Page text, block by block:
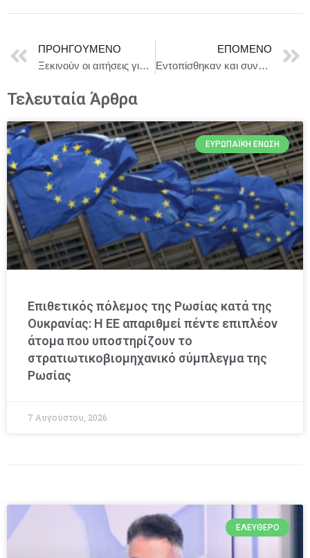
ΠΡΟΗΓΟΎΜΕΝΟ
Ξεκινούν οι αιτήσεις για τις 70.000 επιταγές παιδικών κατασκηνώσεων της ΔΥΠΑ
ΕΠΌΜΕΝΟ
Εντοπίσθηκαν και συνελήφθησαν -2- γυναίκες αλλοδαπές, που δραστηριοποιούνται στις τηλεφωνικές απάτες, σε περιοχή της Καστοριάς
Τελευταία Άρθρα
ΕΥΡΩΠΑΪΚΉ ΈΝΩΣΗ
Επιθετικός πόλεμος της Ρωσίας κατά της
Ουκρανίας: Η ΕΕ απαριθμεί πέντε επιπλέον
άτομα που υποστηρίζουν το
στρατιωτικοβιομηχανικό σύμπλεγμα της
Ρωσίας
7 Αυγούστου, 2026
ΕΛΕΎΘΕΡΟ